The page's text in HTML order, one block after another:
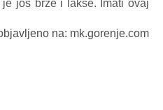
još brže i lakše. Imati ovaj
ljepšim.
na: mk.gorenje.com